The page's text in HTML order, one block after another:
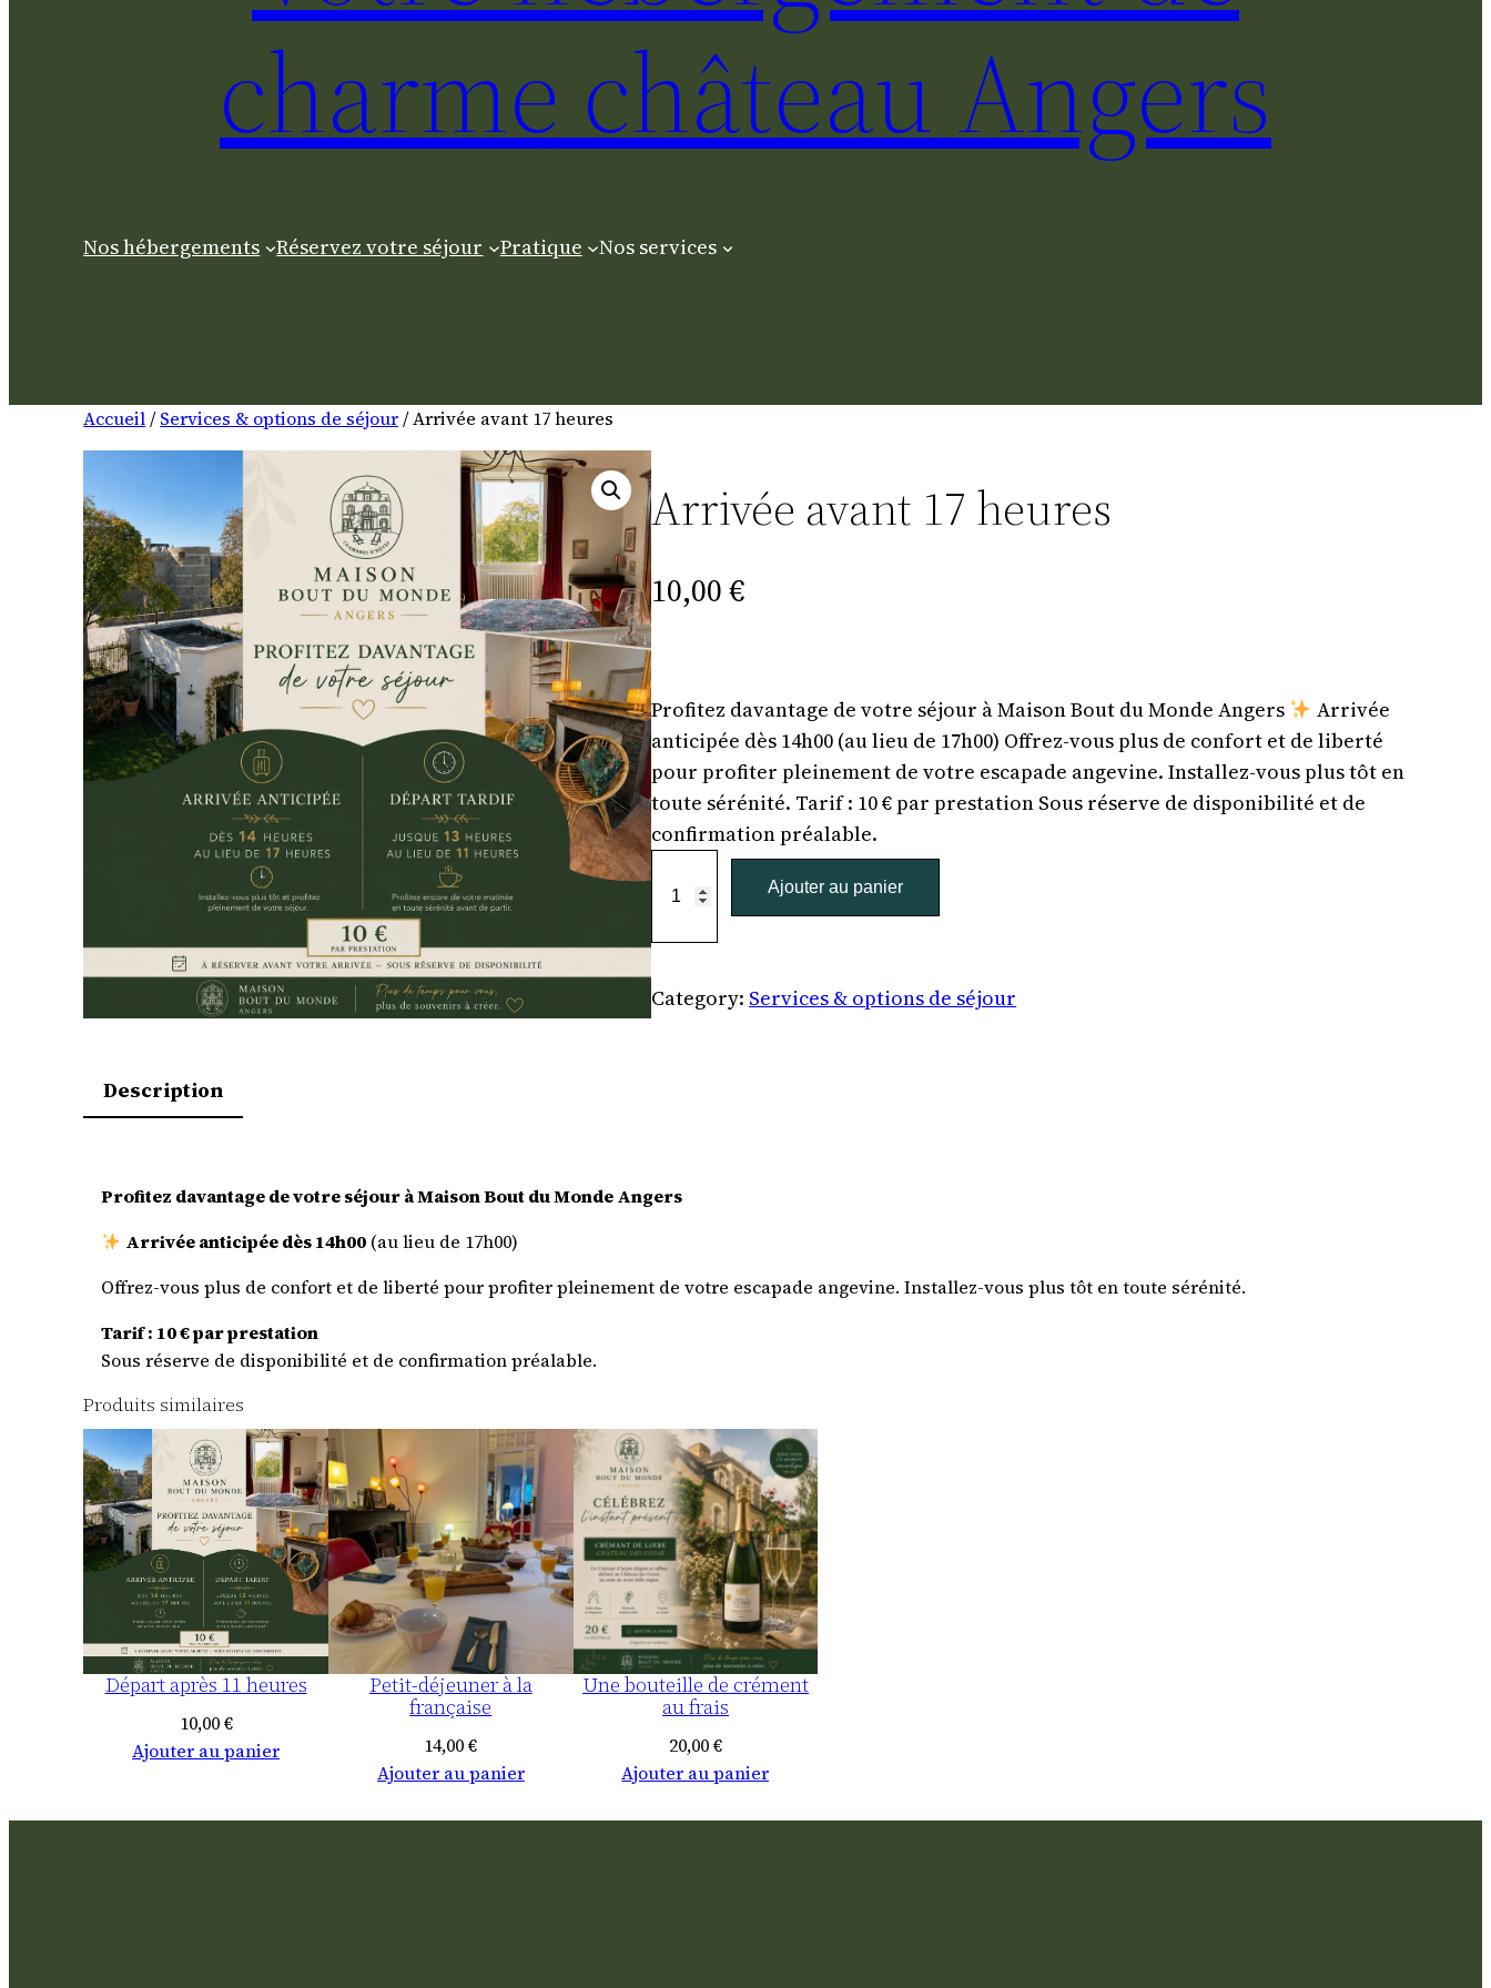
charme château Angers
Nos hébergements Réservez votre séjour Pratique Nos services
Accueil/Services & options de séjour/ Arrivée avant 17 heures
Arrivée avant 17 heures
10,00€
Profitez davantage de votre séjour à Maison Bout du Monde Angers
Arrivée
anticipée dès 14h00 (au lieu de 17h00) Offrez-vous plus de confort et de liberté
pour profiter pleinement de votre escapade angevine. Installez-vous plus tôt en
toute sérénité. Tarif : 10 € par prestation Sous réserve de disponibilité et de
confirmation préalable.
q
n
t
i
r
v
v
n
t
1
7
h
e
u
r
s
Ajouter au panier
Category: Services & options de séjour
Description
Profitez davantage de votre séjour à Maison Bout du Monde Angers
Arrivée anticipée dès 14h00 (au lieu de 17h00)
Offrez-vous plus de confort et de liberté pour profiter pleinement de votre escapade angevine. Installez-vous plus tôt en toute sérénité.
Tarif : 10 € par prestation
Sous réserve de disponibilité et de confirmation préalable.
Produits similaires
Départ après 11 heures
10,00€
Ajouter au panier
Petit-déjeuner à la
française
14,00€
Ajouter au panier
Une bouteille de crément
au frais
20,00€
Ajouter au panier